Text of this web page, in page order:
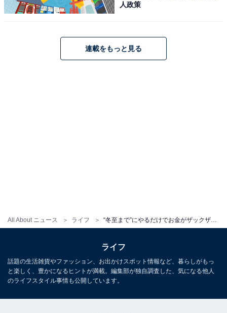
All About ニュース ライフ “冬至まで”にやるだけでお金がザックザク！ 金運を呼ぶ「玄関づくり」3つのポイント
人政策
連載をもっと見る
ライフ
話題の生活雑貨やファッション、お出かけスポット情報など、暮らしがもっ
と楽しく、豊かになるヒントが満載。編集部が独自調査した、気になる他人
のライフスタイル事情も公開しています。